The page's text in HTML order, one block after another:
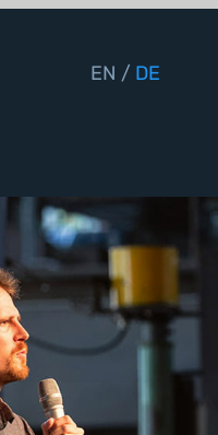
EN DE